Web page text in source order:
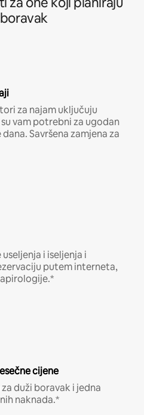
za najam uključuju
vam potrebni za ugodan
Savršena zamjena za
i iseljenja i
putem interneta,
cijene
duži boravak i jedna
naknada.*